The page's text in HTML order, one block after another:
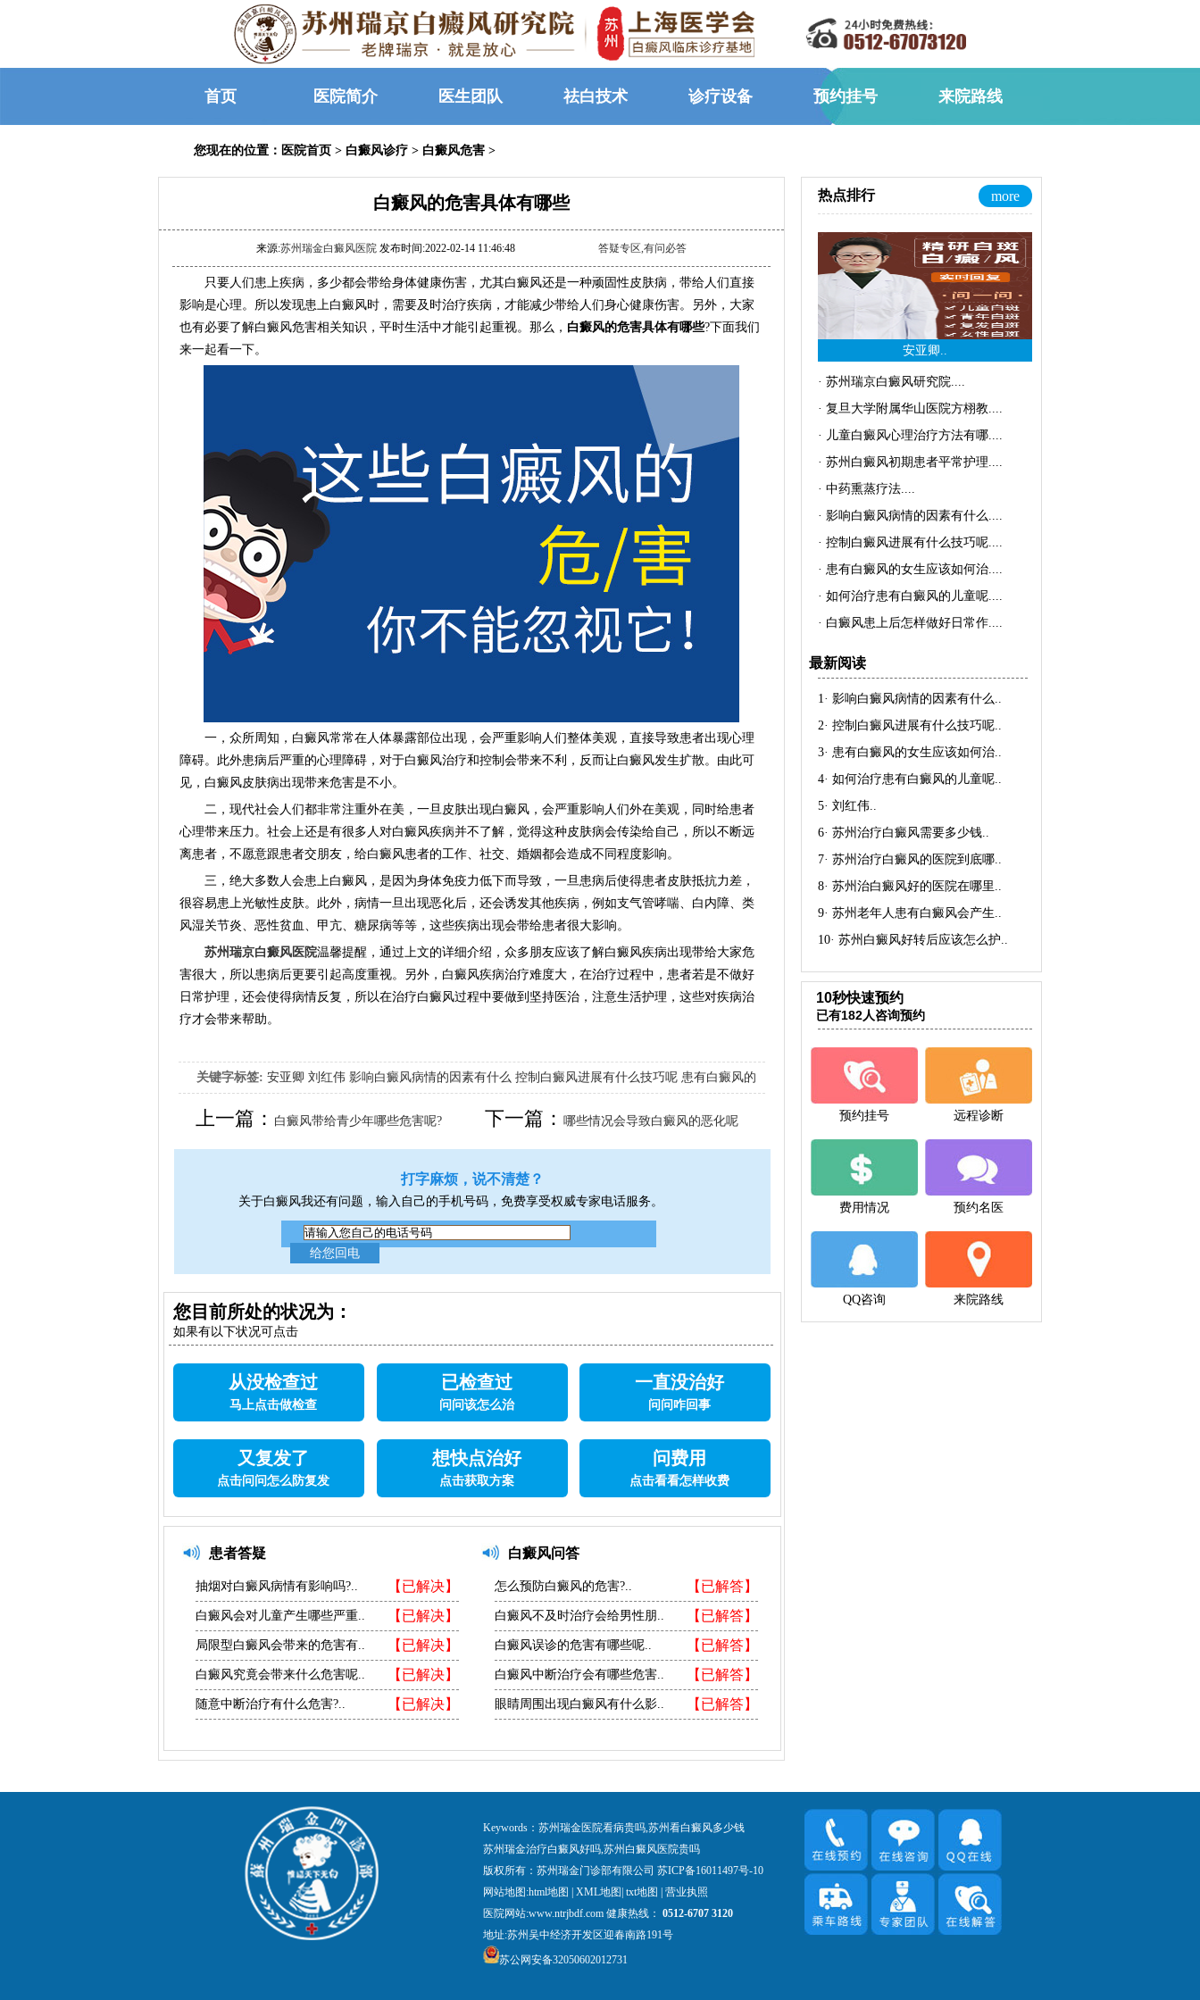
首页 医院简介 医生团队 祛白技术 诊疗设备 预约挂号 来院路线
您现在的位置： 医院首页 > 白癜风诊疗 > 白癜风危害 >
白癜风的危害具体有哪些
来源:苏州瑞金白癜风医院 发布时间:2022-02-14 11:46:48 答疑专区,有问必答
只要人们患上疾病，多少都会带给身体健康伤害，尤其白癜风还是一种顽固性皮肤病，带给人们直接
影响是心理。所以发现患上白癜风时，需要及时治疗疾病，才能减少带给人们身心健康伤害。另外，大家
也有必要了解白癜风危害相关知识，平时生活中才能引起重视。那么， 白癜风的危害具体有哪些?下面我们
来一起看一下。
一，众所周知，白癜风常常在人体暴露部位出现，会严重影响人们整体美观，直接导致患者出现心理
障碍。此外患病后严重的心理障碍，对于白癜风治疗和控制会带来不利，反而让白癜风发生扩散。由此可
见，白癜风皮肤病出现带来危害是不小。
二，现代社会人们都非常注重外在美，一旦皮肤出现白癜风，会严重影响人们外在美观，同时给患者
心理带来压力。社会上还是有很多人对白癜风疾病并不了解，觉得这种皮肤病会传染给自己，所以不断远
离患者，不愿意跟患者交朋友，给白癜风患者的工作、社交、婚姻都会造成不同程度影响。
三，绝大多数人会患上白癜风，是因为身体免疫力低下而导致，一旦患病后使得患者皮肤抵抗力差，
很容易患上光敏性皮肤。此外，病情一旦出现恶化后，还会诱发其他疾病，例如支气管哮喘、白内障、类
风湿关节炎、恶性贫血、甲亢、糖尿病等等，这些疾病出现会带给患者很大影响。
苏州瑞京白癜风医院温馨提醒，通过上文的详细介绍，众多朋友应该了解白癜风疾病出现带给大家危
害很大，所以患病后更要引起高度重视。另外，白癜风疾病治疗难度大，在治疗过程中，患者若是不做好
日常护理，还会使得病情反复，所以在治疗白癜风过程中要做到坚持医治，注意生活护理，这些对疾病治
疗才会带来帮助。
关键字标签: 安亚卿 刘红伟 影响白癜风病情的因素有什么 控制白癜风进展有什么技巧呢 患有白癜风的
女生应该如何治疗呢
上一篇： 白癜风带给青少年哪些危害呢? 下一篇：哪些情况会导致白癜风的恶化呢
打字麻烦，说不清楚？
关于白癜风我还有问题，输入自己的手机号码，免费享受权威专家电话服务。
您目前所处的状况为：
如果有以下状况可点击
从没检查过
马上点击做检查
已检查过
问问该怎么治
一直没治好
问问咋回事
又复发了
点击问问怎么防复发
想快点治好
点击获取方案
问费用
点击看看怎样收费
患者答疑
【已解决】
抽烟对白癜风病情有影响吗?..
【已解决】
白癜风会对儿童产生哪些严重..
【已解决】
局限型白癜风会带来的危害有..
【已解决】
白癜风究竟会带来什么危害呢..
【已解决】
随意中断治疗有什么危害?..
白癜风问答
【已解答】
怎么预防白癜风的危害?..
【已解答】
白癜风不及时治疗会给男性朋..
【已解答】
白癜风误诊的危害有哪些呢..
【已解答】
白癜风中断治疗会有哪些危害..
【已解答】
眼睛周围出现白癜风有什么影..
热点排行 more
安亚卿..
· 苏州瑞京白癜风研究院....
· 复旦大学附属华山医院方栩教....
· 儿童白癜风心理治疗方法有哪....
· 苏州白癜风初期患者平常护理....
· 中药熏蒸疗法....
· 影响白癜风病情的因素有什么....
· 控制白癜风进展有什么技巧呢....
· 患有白癜风的女生应该如何治....
· 如何治疗患有白癜风的儿童呢....
· 白癜风患上后怎样做好日常作....
最新阅读
1· 影响白癜风病情的因素有什么..
2· 控制白癜风进展有什么技巧呢..
3· 患有白癜风的女生应该如何治..
4· 如何治疗患有白癜风的儿童呢..
5· 刘红伟..
6· 苏州治疗白癜风需要多少钱..
7· 苏州治疗白癜风的医院到底哪..
8· 苏州治白癜风好的医院在哪里 ..
9· 苏州老年人患有白癜风会产生..
10· 苏州白癜风好转后应该怎么护..
10秒快速预约
已有182人咨询预约
预约挂号 远程诊断
费用情况 预约名医
QQ咨询 来院路线
Keywords：苏州瑞金医院看病贵吗,苏州看白癜风多少钱
苏州瑞金治疗白癜风好吗,苏州白癜风医院贵吗
版权所有：苏州瑞金门诊部有限公司 苏ICP备16011497号-10
网站地图:html地图 XML地图 txt地图
营业执照
医院网站:www.ntrjbdf.com 健康热线： 0512-6707 3120
地址:苏州吴中经济开发区迎春南路191号
苏公网安备32050602012731